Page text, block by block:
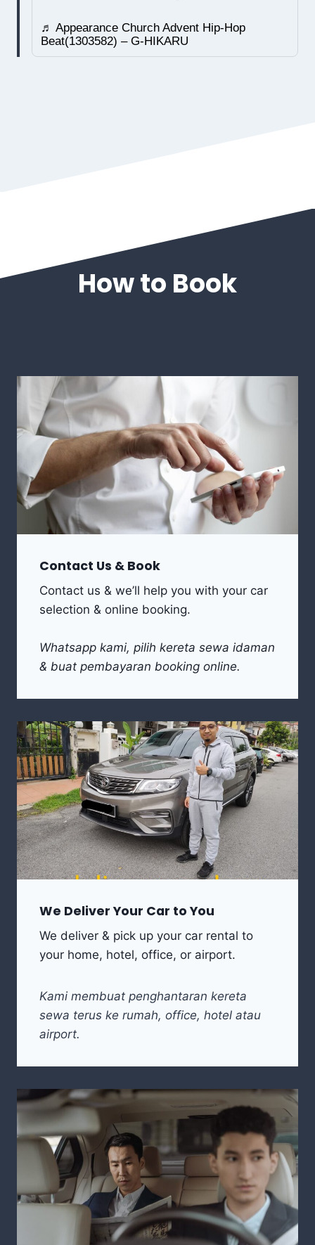
♬ Appearance Church Advent Hip-Hop
Beat(1303582) – G-HIKARU
How to Book
Contact Us & Book
Contact us & we’ll help you with your car
selection & online booking.
Whatsapp kami, pilih kereta sewa idaman
& buat pembayaran booking online.
We Deliver Your Car to You
We deliver & pick up your car rental to
your home, hotel, office, or airport.
Kami membuat penghantaran kereta
sewa terus ke rumah, office, hotel atau
airport.